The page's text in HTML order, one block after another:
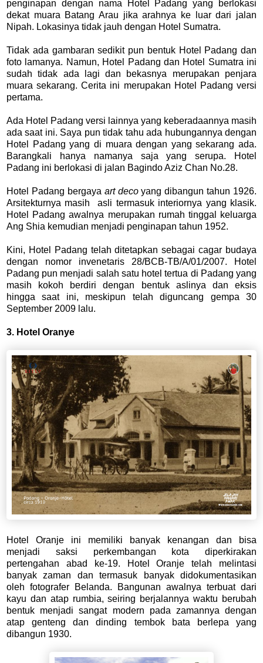
penginapan dengan nama Hotel Padang yang berlokasi
dekat muara Batang Arau jika arahnya ke luar dari jalan
Nipah. Lokasinya tidak jauh dengan Hotel Sumatra.
Tidak ada gambaran sedikit pun bentuk Hotel Padang dan
foto lamanya. Namun, Hotel Padang dan Hotel Sumatra ini
sudah tidak ada lagi dan bekasnya merupakan penjara
muara sekarang. Cerita ini merupakan Hotel Padang versi
pertama.
Ada Hotel Padang versi lainnya yang keberadaannya masih
ada saat ini. Saya pun tidak tahu ada hubungannya dengan
Hotel Padang yang di muara dengan yang sekarang ada.
Barangkali hanya namanya saja yang serupa. Hotel
Padang ini berlokasi di jalan Bagindo Aziz Chan No.28.
Hotel Padang bergaya art decoyang dibangun tahun 1926.
Arsitekturnya masih asli termasuk interiornya yang klasik.
Hotel Padang awalnya merupakan rumah tinggal keluarga
Ang Shia kemudian menjadi penginapan tahun 1952.
Kini, Hotel Padang telah ditetapkan sebagai cagar budaya
dengan nomor invenetaris 28/BCB-TB/A/01/2007. Hotel
Padang pun menjadi salah satu hotel tertua di Padang yang
masih kokoh berdiri dengan bentuk aslinya dan eksis
hingga saat ini, meskipun telah diguncang gempa 30
September 2009 lalu.
3. Hotel Oranye
Hotel Oranje ini memiliki banyak kenangan dan bisa
menjadi saksi perkembangan kota diperkirakan
pertengahan abad ke-19. Hotel Oranje telah melintasi
banyak zaman dan termasuk banyak didokumentasikan
oleh fotografer Belanda. Bangunan awalnya terbuat dari
kayu dan atap rumbia, seiring berjalannya waktu berubah
bentuk menjadi sangat modern pada zamannya dengan
atap genteng dan dinding tembok bata berlepa yang
dibangun 1930.